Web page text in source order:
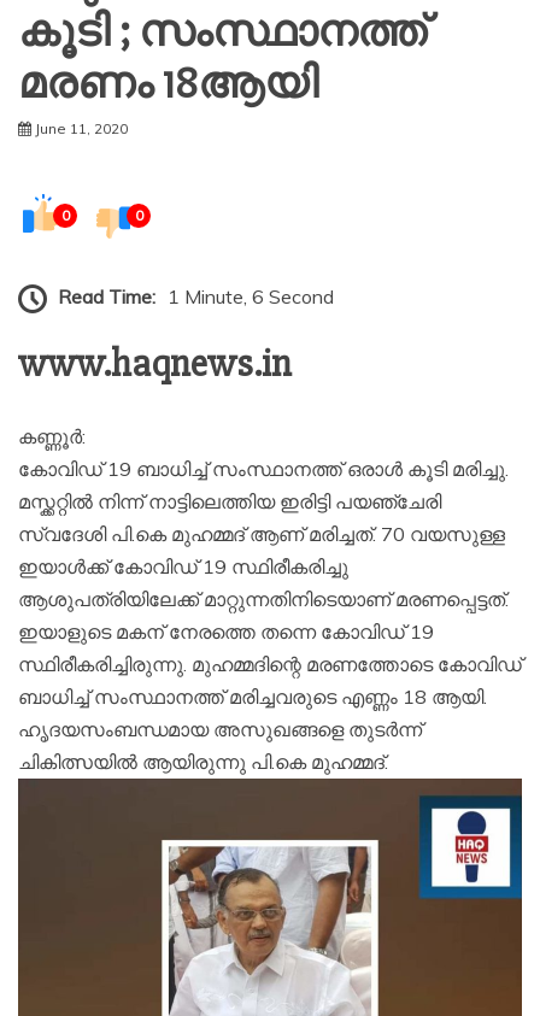
കൂടി ; സംസ്ഥാനത്ത്
മരണം 18ആയി
June 11, 2020
0 0
Read Time: 1 Minute, 6 Second
www.haqnews.in
കണ്ണൂർ:
കോവിഡ് 19 ബാധിച്ച് സംസ്ഥാനത്ത് ഒരാൾ കൂടി മരിച്ചു.
മസ്ക്കറ്റിൽ നിന്ന് നാട്ടിലെത്തിയ ഇരിട്ടി പയഞ്ചേരി
സ്വദേശി പി.കെ മുഹമ്മദ് ആണ് മരിച്ചത്. 70 വയസുള്ള
ഇയാൾക്ക് കോവിഡ് 19 സ്ഥിരീകരിച്ചു
ആശുപത്രിയിലേക്ക് മാറ്റുന്നതിനിടെയാണ് മരണപ്പെട്ടത്.
ഇയാളുടെ മകന് നേരത്തെ തന്നെ കോവിഡ് 19
സ്ഥിരീകരിച്ചിരുന്നു. മുഹമ്മദിന്റെ മരണത്തോടെ കോവിഡ്
ബാധിച്ച് സംസ്ഥാനത്ത് മരിച്ചവരുടെ എണ്ണം 18 ആയി.
ഹൃദയസംബന്ധമായ അസുഖങ്ങളെ തുടർന്ന്
ചികിത്സയിൽ ആയിരുന്നു പി.കെ മുഹമ്മദ്.